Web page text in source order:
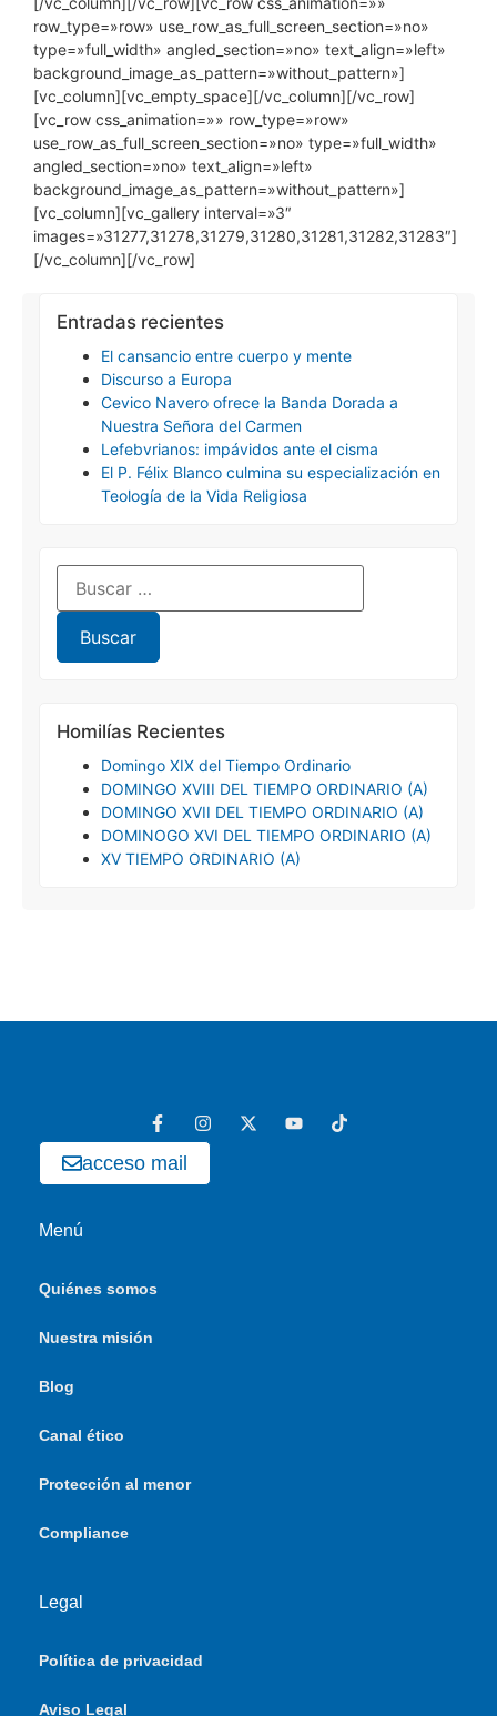
row_type=»row» use_row_as_full_screen_section=»no»
type=»full_width» angled_section=»no» text_align=»left»
background_image_as_pattern=»without_pattern»]
[vc_column][vc_empty_space][/vc_column][/vc_row]
[vc_row css_animation=»» row_type=»row»
use_row_as_full_screen_section=»no» type=»full_width»
angled_section=»no» text_align=»left»
background_image_as_pattern=»without_pattern»]
[vc_column][vc_gallery interval=»3″
images=»31277,31278,31279,31280,31281,31282,31283″]
[/vc_column][/vc_row]
Entradas recientes
El cansancio entre cuerpo y mente
Discurso a Europa
Cevico Navero ofrece la Banda Dorada a
Nuestra Señora del Carmen
Lefebvrianos: impávidos ante el cisma
El P. Félix Blanco culmina su especialización en
Teología de la Vida Religiosa
Homilías Recientes
Domingo XIX del Tiempo Ordinario
DOMINGO XVIII DEL TIEMPO ORDINARIO (A)
DOMINGO XVII DEL TIEMPO ORDINARIO (A)
DOMINOGO XVI DEL TIEMPO ORDINARIO (A)
XV TIEMPO ORDINARIO (A)
acceso mail
Menú
Quiénes somos
Nuestra misión
Blog
Canal ético
Protección al menor
Compliance
Legal
Política de privacidad
Aviso Legal